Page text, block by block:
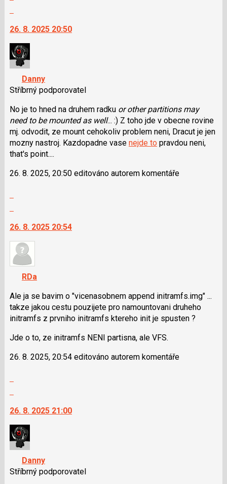
další
nový
názor.
K
navigaci
lze
použít
i
klávesy
N
pro
následující
P
26. 8. 2025 20:50
Danny
Stříbrný podporovatel
No je to hned na druhem radku or other partitions may
need to be mounted as well... :) Z toho jde v obecne rovine
mj. odvodit, ze mount cehokoliv problem neni, Dracut je jen
mozny nastroj. Kazdopadne vase nejde topravdou neni,
that's point....
26. 8. 2025, 20:50 editováno autorem komentáře
další
nový
názor.
navigaci
lze
použít
i
klávesy
pro
a
nový
názor
26. 8. 2025 20:54
RDa
Ale ja se bavim o "vicenasobnem append initramfs.img" ...
takze jakou cestu pouzijete pro namountovani druheho
initramfs z prvniho initramfs ktereho init je spusten ?
Jde o to, ze initramfs NENI partisna, ale VFS.
26. 8. 2025, 20:54 editováno autorem komentáře
další
nový
názor.
K
navigaci
lze
použít
26. 8. 2025 21:00
Danny
Stříbrný podporovatel